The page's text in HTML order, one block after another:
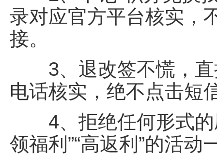
录对应官方平台核实，
接。
3、退改签不慌，直
电话核实，绝不点击短
4、拒绝任何形式的
领福利”“高返利”的活